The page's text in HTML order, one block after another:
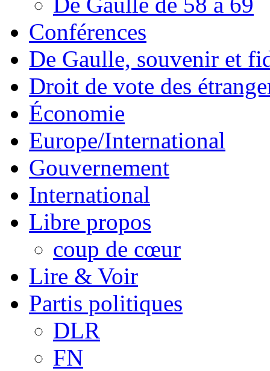
Conférences
De Gaulle, souvenir et
Droit de vote des
Économie
Europe/International
Gouvernement
International
Libre propos
coup de cœur
Lire & Voir
Partis politiques
DLR
FN